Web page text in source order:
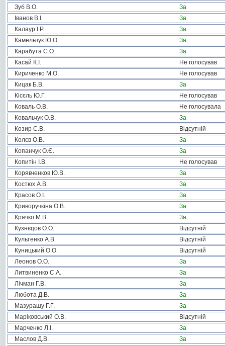
Зуб В.О.
За
Іванов В.І.
За
Калаур І.Р.
За
Камельчук Ю.О.
За
Карабута С.О.
За
Касай К.І.
Не голосував
Кириченко М.О.
Не голосував
Кицак Б.В.
За
Кісєль Ю.Г.
Не голосував
Коваль О.В.
Не голосувала
Ковальчук О.В.
За
Козир С.В.
Відсутній
Колєв О.В.
За
Копанчук О.Є.
За
Копитін І.В.
Не голосував
Корявченков Ю.В.
За
Костюх А.В.
За
Красов О.І.
За
Криворучкіна О.В.
За
Крячко М.В.
За
Кузнєцов О.О.
Відсутній
Культенко А.В.
Відсутній
Куницький О.О.
Відсутній
Леонов О.О.
За
Литвиненко С.А.
За
Лічман Г.В.
За
Любота Д.В.
За
Мазурашу Г.Г.
За
Маріковський О.В.
Відсутній
Марченко Л.І.
За
Маслов Д.В.
За